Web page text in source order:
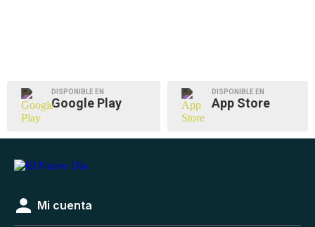
DISPONIBLE EN
Google Play
DISPONIBLE EN
App Store
Mi cuenta